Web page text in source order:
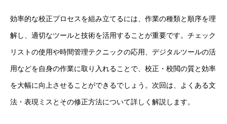
効率的な校正プロセスを組み立てるには、作業の種類と順序を理
解し、適切なツールと技術を活用することが重要です。チェック
リストの使用や時間管理テクニックの応用、デジタルツールの活
用などを自身の作業に取り入れることで、校正・校閲の質と効率
を大幅に向上させることができるでしょう。次回は、よくある文
法・表現ミスとその修正方法について詳しく解説します。